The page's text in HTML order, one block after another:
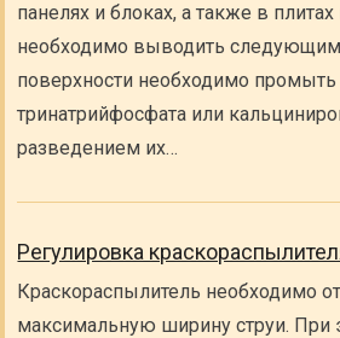
панелях и блоках, а также в
необходимо выводить следующим
поверхности необходимо
тринатрийфосфата или
разведением их…
Регулировка
Краскораспылитель необходимо
максимальную ширину струи. При